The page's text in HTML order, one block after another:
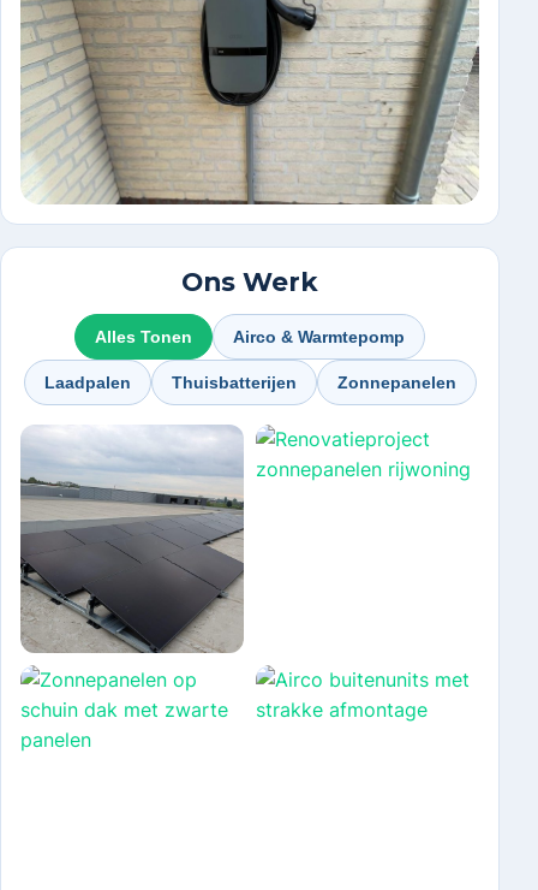
Ons Werk
Alles Tonen Airco & Warmtepomp
Laadpalen Thuisbatterijen Zonnepanelen
Zonnepanelen
Zonnepanelen op
platdak utiliteit
Zonnepanelen
Renovatieproject